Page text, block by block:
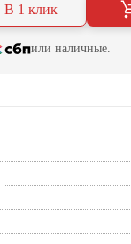
В 1 клик
или наличные.